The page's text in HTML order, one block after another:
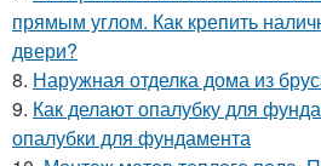
прямым углом. Как крепить
двери?
8. Наружная отделка дома из
9. Как делают опалубку для
опалубки для фундамента